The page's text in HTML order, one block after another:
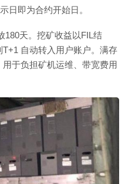
日即为合约开始日。
180天。挖矿收益以FIL结
自动转入用户账户。满存
于负担矿机运维、带宽费用